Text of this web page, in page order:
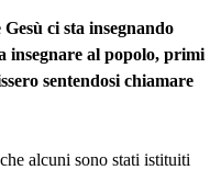
ci sta insegnando
insegnare al popolo, primi
sentendosi chiamare
alcuni sono stati istituiti